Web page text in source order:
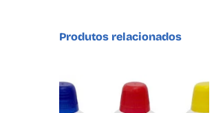
Produtos relacionados